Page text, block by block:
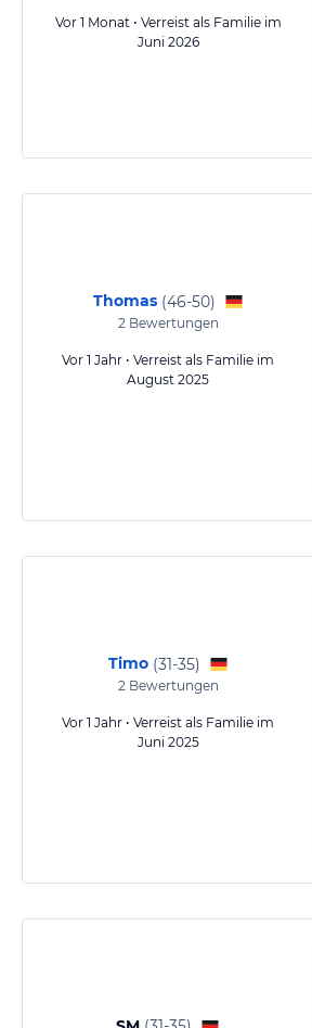
Vor 1 Monat • Verreist als Familie im
Juni 2026
Thomas (46-50)
2Bewertungen
Vor 1 Jahr • Verreist als Familie im
August 2025
Timo (31-35)
2Bewertungen
Vor 1 Jahr • Verreist als Familie im
Juni 2025